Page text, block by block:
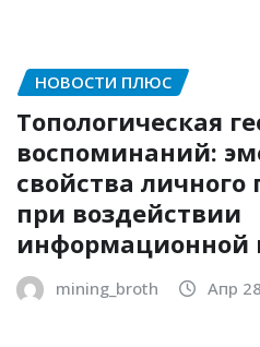
НОВОСТИ ПЛЮС
Топологическая
воспоминаний:
свойства личного
при воздействии
информационной
mining_broth Апр